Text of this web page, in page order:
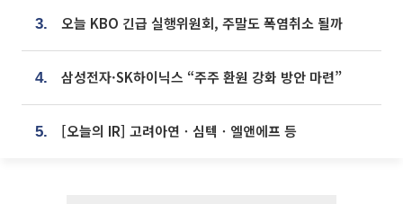
3. 오늘 KBO 긴급 실행위원회, 주말도 폭염취소 될까
4. 삼성전자·SK하이닉스 “주주 환원 강화 방안 마련”
5. [오늘의 IR] 고려아연ㆍ심텍ㆍ엘앤에프 등